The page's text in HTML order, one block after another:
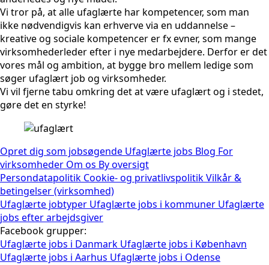
Vi tror på, at alle ufaglærte har kompetencer, som man
ikke nødvendigvis kan erhverve via en uddannelse –
kreative og sociale kompetencer er fx evner, som mange
virksomhederleder efter i nye medarbejdere. Derfor er det
vores mål og ambition, at bygge bro mellem ledige som
søger ufaglært job og virksomheder.
Vi vil fjerne tabu omkring det at være ufaglært og i stedet,
gøre det en styrke!
Opret dig som jobsøgende Ufaglærte jobs Blog For
virksomheder Om os By oversigt
Persondatapolitik Cookie- og privatlivspolitikVilkår &
betingelser (virksomhed)
Ufaglærte jobtyper Ufaglærte jobs i kommuner Ufaglærte
jobs efter arbejdsgiver
Facebook grupper:
Ufaglærte jobs i Danmark Ufaglærte jobs i København
Ufaglærte jobs i Aarhus Ufaglærte jobs i Odense